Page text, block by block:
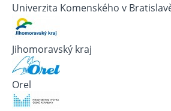
Univerzita Komenského v
Jihomoravský kraj
Orel